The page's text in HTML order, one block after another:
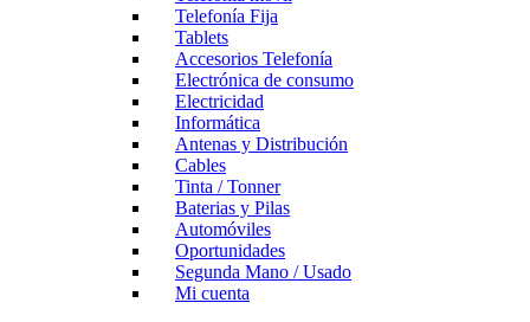
Telefonía Fija
Tablets
Accesorios Telefonía
Electrónica de consumo
Electricidad
Informática
Antenas y Distribución
Cables
Tinta / Tonner
Baterias y Pilas
Automóviles
Oportunidades
Segunda Mano / Usado
Mi cuenta